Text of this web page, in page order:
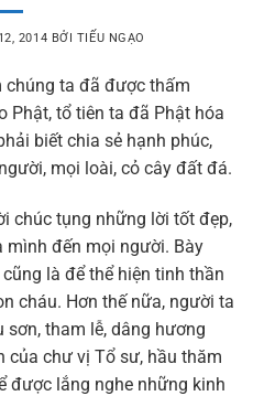
2014 BỞI TIẾU NGẠO
chúng ta đã được thấm
Phật, tổ tiên ta đã Phật hóa
biết chia sẻ hạnh phúc,
mọi loài, cỏ cây đất đá.
chúc tụng những lời tốt đẹp,
mình đến mọi người. Bày
là để thể hiện tinh thần
cháu. Hơn thế nữa, người ta
tham lễ, dâng hương
của chư vị Tổ sư, hầu thăm
được lắng nghe những kinh